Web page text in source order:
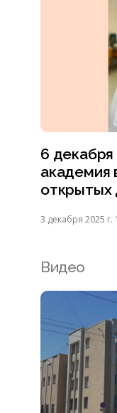
6
академия
открытых
3 декабря 2025 г.
Видео